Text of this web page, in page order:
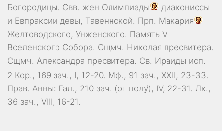
Богородицы. Свв. жен Олимпиады
диакониссы
и Евпраксии девы, Тавеннской. Прп. Макария
Желтоводского, Унженского. Память V
Вселенского Собора. Сщмч. Николая пресвитера.
Сщмч. Александра пресвитера. Св. Ираиды исп.
2 Кор., 169 зач., I, 12-20. Мф., 91 зач., XXII, 23-33.
Прав. Анны: Гал., 210 зач. (от полу́), IV, 22-31. Лк.,
36 зач., VIII, 16-21.